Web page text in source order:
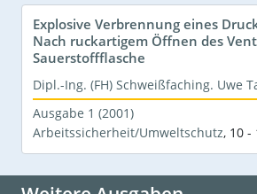
Explosive Verbrennung eines
Nach ruckartigem Öffnen des
Sauerstoffflasche
Dipl.-Ing. (FH) Schweißfaching. Uwe
Ausgabe 1 (2001)
Arbeitssicherheit/Umweltschutz, 10 -